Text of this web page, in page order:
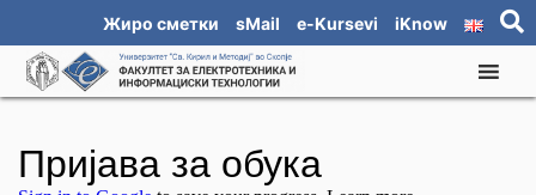
Жиро сметки sMail e-Kursevi iKnow